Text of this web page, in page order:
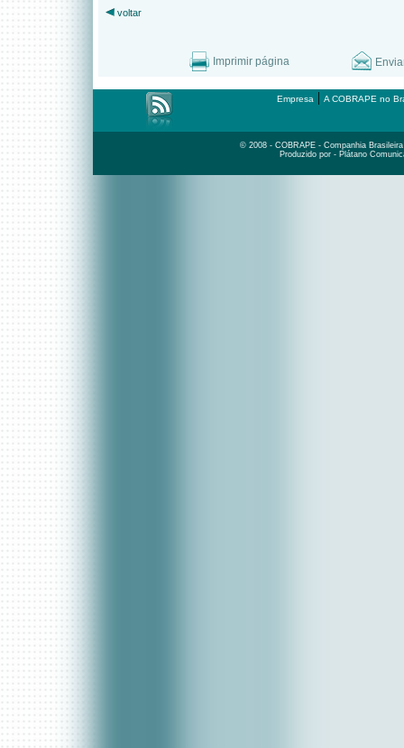
voltar
Imprimir página
Empresa | A COBRAPE no
© 2008 - COBRAPE - Companhia
Produzido por - Plátano